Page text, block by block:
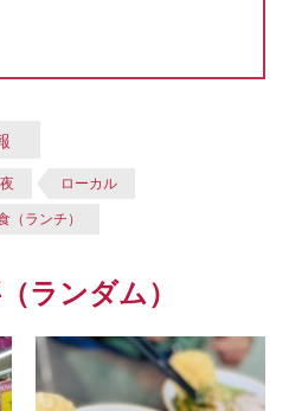
夜 ローカル
（ランチ）
ランダム）